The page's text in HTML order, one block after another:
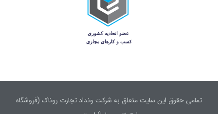
تمامی حقوق این سایت متعلق به شرکت ونداد تجارت روناک (فروشگاه